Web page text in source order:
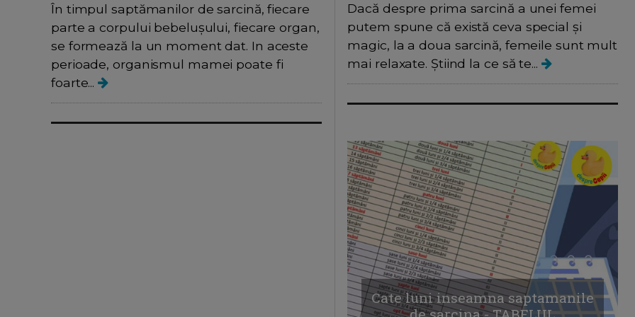
În timpul saptămanilor de sarcină, fiecare
parte a corpului bebelușului, fiecare organ,
se formează la un moment dat. In aceste
perioade, organismul mamei poate fi
foarte...
Dacă despre prima sarcină a unei femei
putem spune că există ceva special și
magic, la a doua sarcină, femeile sunt mult
mai relaxate. Știind la ce să te...
Cate luni inseamna saptamanile